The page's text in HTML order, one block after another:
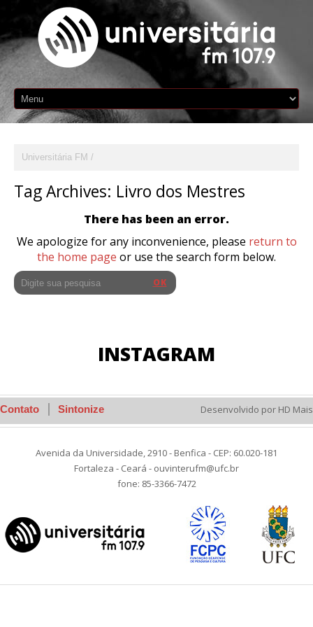
Universitária FM
Tag Archives: Livro dos Mestres
There has been an error.
We apologize for any inconvenience, please return to
the home page or use the search form below.
INSTAGRAM
Contato Sintonize Desenvolvido por HD Mais
Avenida da Universidade, 2910 - Benfica - CEP: 60.020-181
Fortaleza - Ceará - ouvinterufm@ufc.br
fone: 85-3366-7472